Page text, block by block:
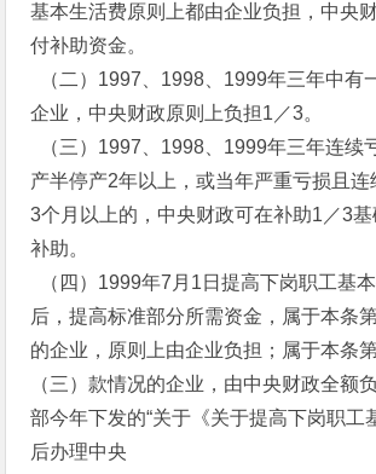
基本生活费原则上都由企业负担，中央
付补助资金。
（二）1997、1998、1999年三年中有
企业，中央财政原则上负担1／3。
（三）1997、1998、1999年三年连续
产半停产2年以上，或当年严重亏损且连
3个月以上的，中央财政可在补助1／3
补助。
（四）1999年7月1日提高下岗职工基
后，提高标准部分所需资金，属于本条
的企业，原则上由企业负担；属于本条第
（三）款情况的企业，由中央财政全额
部今年下发的“关于《关于提高下岗职工
后办理中央